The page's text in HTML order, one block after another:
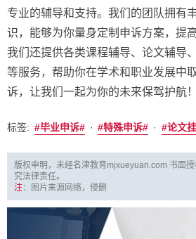
专业的辅导和支持。我们的团队拥有
识，能够为你量身定制申诉方案，提
我们还提供各类课程辅导、论文辅导
等服务，帮助你在学术和职业发展中
诉，让我们一起为你的未来保驾护航！
标签: 毕业申诉 · 特殊申诉 · 论文
版权申明，未经名津教育mjxueyuan.com 书面
究法律责任。
注：图片来源网络，侵删